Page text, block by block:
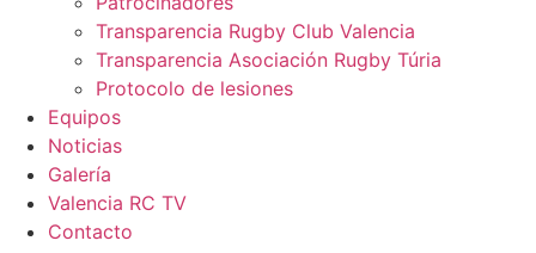
Transparencia Rugby Club Valencia
Transparencia Asociación Rugby Túria
Protocolo de lesiones
Equipos
Noticias
Galería
Valencia RC TV
Contacto